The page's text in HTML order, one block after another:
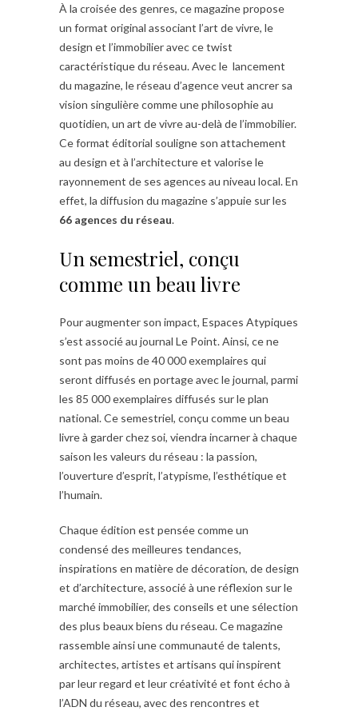
À la croisée des genres, ce magazine propose
un format original associant l’art de vivre, le
design et l’immobilier avec ce twist
caractéristique du réseau. Avec le lancement
du magazine, le réseau d’agence veut ancrer sa
vision singulière comme une philosophie au
quotidien, un art de vivre au-delà de l’immobilier.
Ce format éditorial souligne son attachement
au design et à l’architecture et valorise le
rayonnement de ses agences au niveau local. En
effet, la diffusion du magazine s’appuie sur les
66 agences du réseau.
Un semestriel, conçu
comme un beau livre
Pour augmenter son impact, Espaces Atypiques
s’est associé au journal Le Point. Ainsi, ce ne
sont pas moins de 40 000 exemplaires qui
seront diffusés en portage avec le journal, parmi
les 85 000 exemplaires diffusés sur le plan
national. Ce semestriel, conçu comme un beau
livre à garder chez soi, viendra incarner à chaque
saison les valeurs du réseau : la passion,
l’ouverture d’esprit, l’atypisme, l’esthétique et
l’humain.
Chaque édition est pensée comme un
condensé des meilleures tendances,
inspirations en matière de décoration, de design
et d’architecture, associé à une réflexion sur le
marché immobilier, des conseils et une sélection
des plus beaux biens du réseau. Ce magazine
rassemble ainsi une communauté de talents,
architectes, artistes et artisans qui inspirent
par leur regard et leur créativité et font écho à
l’ADN du réseau, avec des rencontres et